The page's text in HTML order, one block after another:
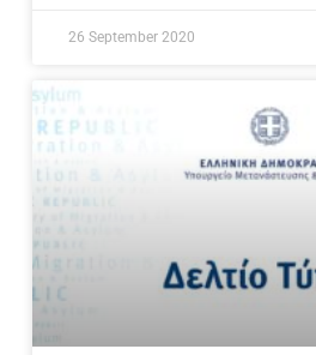
26 September 2020